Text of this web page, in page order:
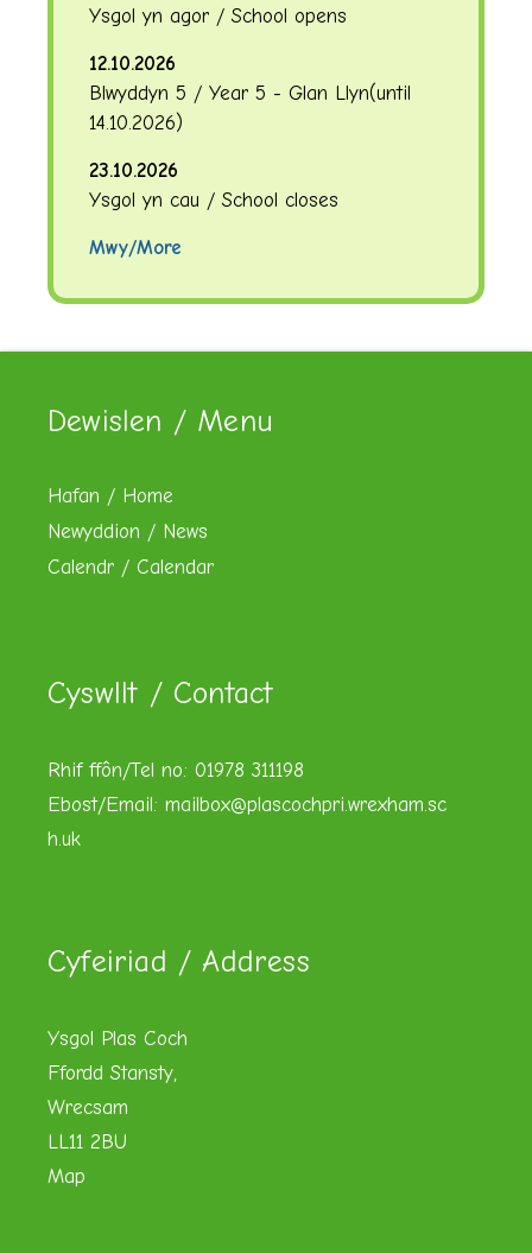
Ysgol yn agor / School opens
12.10.2026
Blwyddyn 5 / Year 5 - Glan Llyn(until
14.10.2026)
23.10.2026
Ysgol yn cau / School closes
Mwy/More
Dewislen / Menu
Hafan / Home
Newyddion / News
Calendr / Calendar
Cyswllt / Contact
Rhif ffôn/Tel no: 01978 311198
Ebost/Email: mailbox@plascochpri.wrexham.sc
h.uk
Cyfeiriad / Address
Ysgol Plas Coch
Ffordd Stansty,
Wrecsam
LL11 2BU
Map